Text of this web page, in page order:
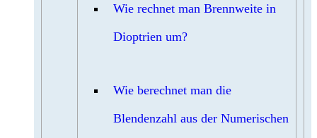
Wie rechnet man Brennweite in
Dioptrien um?
Wie berechnet man die
Blendenzahl aus der Numerischen